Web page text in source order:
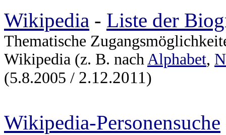
Wikipedia - Liste der
Thematische
Wikipedia (z. B. nachAlphabet,
(5.8.2005 / 2.12.2011)
Wikipedia-Personensuche